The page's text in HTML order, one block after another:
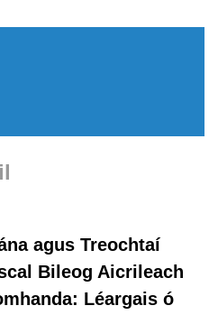
agus Treochtaí
Bileog Aicrileach
Léargais ó